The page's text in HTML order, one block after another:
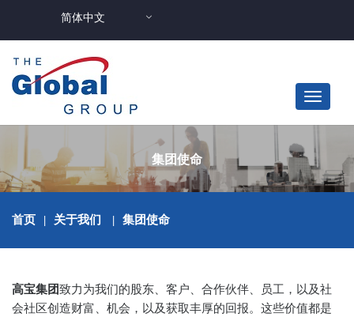
简体中文
集团使命
首页 | 关于我们 | 集团使命
高宝集团致力为我们的股东、客户、合作伙伴、员工，以及社
会社区创造财富、机会，以及获取丰厚的回报。这些价值都是